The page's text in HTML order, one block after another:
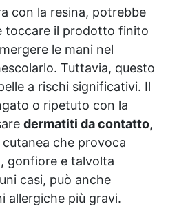
con la resina, potrebbe
toccare il prodotto finito
le mani nel
Tuttavia, questo
a rischi significativi. Il
o ripetuto con la
dermatiti da contatto,
che provoca
gonfiore e talvolta
casi, può anche
allergiche più gravi.